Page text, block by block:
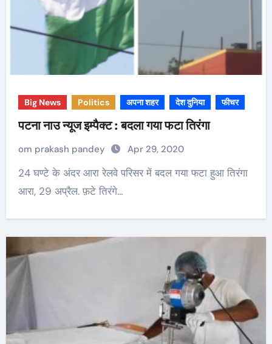
Big News Politics अपना शहर देश दुनिया फीचर
पटना नाउ न्यूज इम्पैक्ट : बदला गया फटा तिरंगा
om prakash pandey Apr 29, 2020
24 घण्टे के अंदर आरा रेलवे परिसर में बदल गया फटा हुआ तिरंगा
आरा, 29 अप्रैल. फ़टे तिरंगे…